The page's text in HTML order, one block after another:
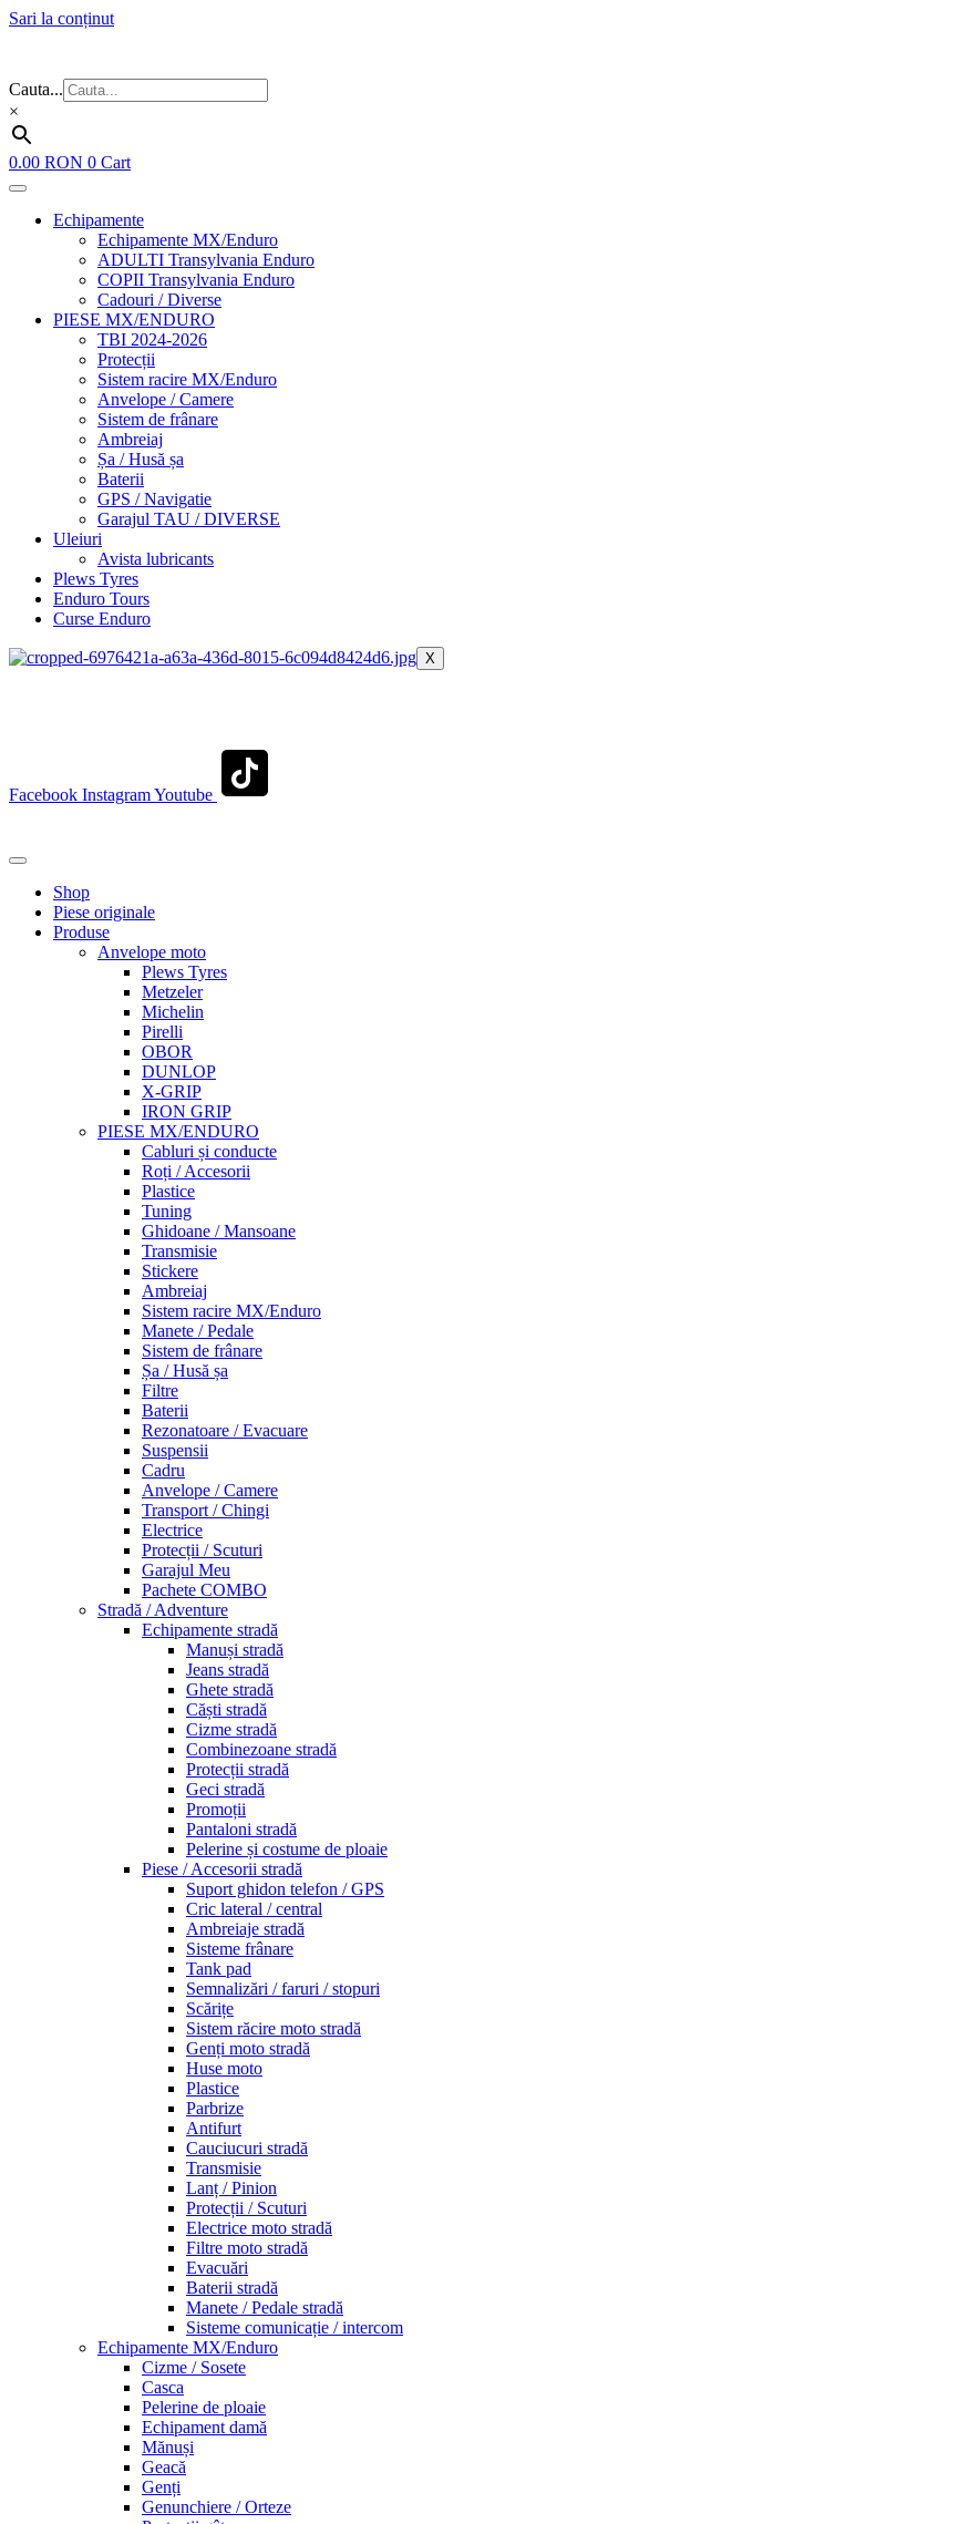
Sari la conținut
Cauta...
×
0.00 RON 0 Cart
Echipamente
Echipamente MX/Enduro
ADULTI Transylvania Enduro
COPII Transylvania Enduro
Cadouri / Diverse
PIESE MX/ENDURO
TBI 2024-2026
Protecții
Sistem racire MX/Enduro
Anvelope / Camere
Sistem de frânare
Ambreiaj
Șa / Husă șa
Baterii
GPS / Navigatie
Garajul TAU / DIVERSE
Uleiuri
Avista lubricants
Plews Tyres
Enduro Tours
Curse Enduro
X
Facebook InstagramYoutube
Shop
Piese originale
Produse
Anvelope moto
Plews Tyres
Metzeler
Michelin
Pirelli
OBOR
DUNLOP
X-GRIP
IRON GRIP
PIESE MX/ENDURO
Cabluri și conducte
Roți / Accesorii
Plastice
Tuning
Ghidoane / Mansoane
Transmisie
Stickere
Ambreiaj
Sistem racire MX/Enduro
Manete / Pedale
Sistem de frânare
Șa / Husă șa
Filtre
Baterii
Rezonatoare / Evacuare
Suspensii
Cadru
Anvelope / Camere
Transport / Chingi
Electrice
Protecții / Scuturi
Garajul Meu
Pachete COMBO
Stradă / Adventure
Echipamente stradă
Manuși stradă
Jeans stradă
Ghete stradă
Căști stradă
Cizme stradă
Combinezoane stradă
Protecții stradă
Geci stradă
Promoții
Pantaloni stradă
Pelerine și costume de ploaie
Piese / Accesorii stradă
Suport ghidon telefon / GPS
Cric lateral / central
Ambreiaje stradă
Sisteme frânare
Tank pad
Semnalizări / faruri / stopuri
Scărițe
Sistem răcire moto stradă
Genți moto stradă
Huse moto
Plastice
Parbrize
Antifurt
Cauciucuri stradă
Transmisie
Lanț / Pinion
Protecții / Scuturi
Electrice moto stradă
Filtre moto stradă
Evacuări
Baterii stradă
Manete / Pedale stradă
Sisteme comunicație / intercom
Echipamente MX/Enduro
Cizme / Sosete
Casca
Pelerine de ploaie
Echipament damă
Mănuși
Geacă
Genți
Genunchiere / Orteze